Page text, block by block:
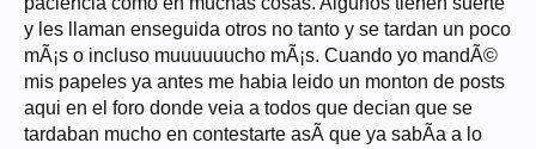
y les llaman enseguida otros no tanto y se tardan un poco
mÃ¡s o incluso muuuuuucho mÃ¡s. Cuando yo mandÃ©
mis papeles ya antes me habia leido un monton de posts
aqui en el foro donde veia a todos que decian que se
tardaban mucho en contestarte asÃ­ que ya sabÃ­a a lo